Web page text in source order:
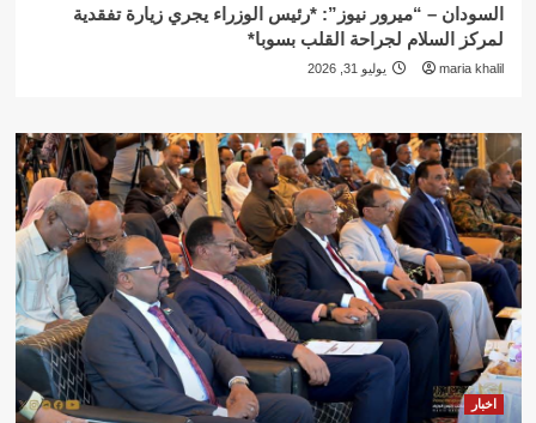
السودان – “ميرور نيوز”: *رئيس الوزراء يجري زيارة تفقدية
لمركز السلام لجراحة القلب بسوبا*
maria khalil يوليو 31, 2026
اخبار